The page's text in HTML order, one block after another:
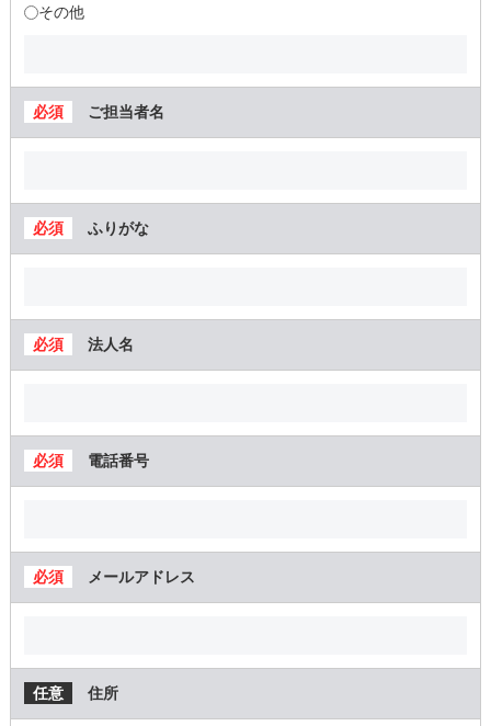
その他
ご担当者名
ふりがな
法人名
電話番号
メールアドレス
住所